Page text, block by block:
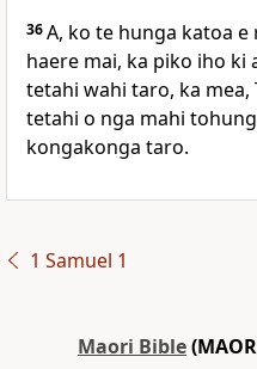
36A, ko te hunga katoa
haere mai, ka piko iho
tetahi wahi taro, ka mea,
tetahi o nga mahi
kongakonga taro.
1 Samuel 1
Maori Bible